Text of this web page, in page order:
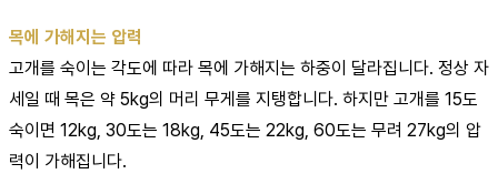
목에 가해지는 압력
고개를 숙이는 각도에 따라 목에 가해지는 하중이 달라집니다. 정상 자
세일 때 목은 약 5kg의 머리 무게를 지탱합니다. 하지만 고개를 15도
숙이면 12kg, 30도는 18kg, 45도는 22kg, 60도는 무려 27kg의 압
력이 가해집니다.